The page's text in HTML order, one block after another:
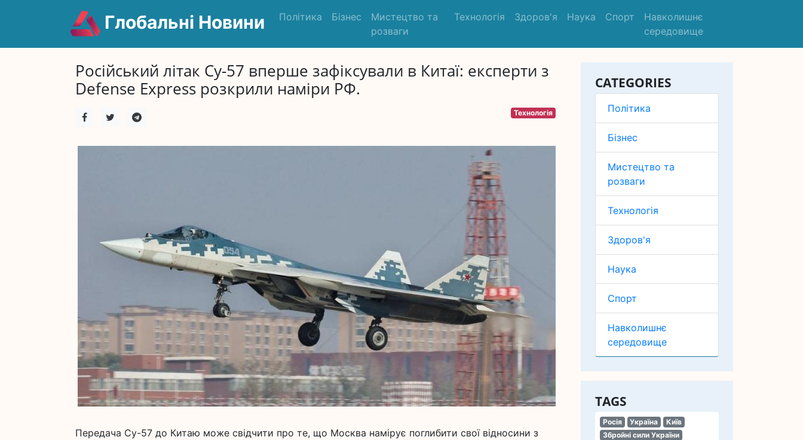
Глобальні Новини Політика Бізнес
Мистецтво та
розваги
Технологія Здоров'я Наука Спорт
Навколишнє
середовище
CATEGORIES
Політика
Бізнес
Мистецтво та
розваги
Технологія
Здоров'я
Наука
Спорт
Навколишнє
середовище
TAGS
Росія Україна
Київ
Збройні сили України
Російський літак Су-57 вперше зафіксували в Китаї: експерти з
Defense Express розкрили наміри РФ.
Технологія
Передача Су-57 до Китаю може свідчити про те, що Москва намірує поглибити свої відносини з